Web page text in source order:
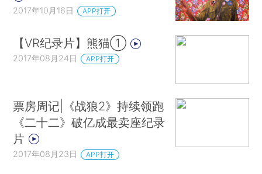
2017年10月16日 APP打开
【VR纪录片】熊猫①
2017年08月24日 APP打开
票房周记|《战狼2》持续领跑
《二十二》破亿成最卖座纪录
片
2017年08月23日 APP打开